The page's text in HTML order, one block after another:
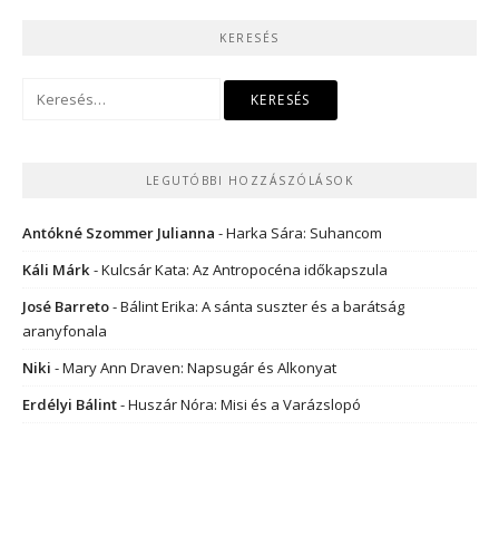
KERESÉS
LEGUTÓBBI HOZZÁSZÓLÁSOK
Antókné Szommer Julianna -Harka Sára: Suhancom
Káli Márk-Kulcsár Kata: Az Antropocéna időkapszula
José Barreto-Bálint Erika: A sánta suszter és a barátság
aranyfonala
Niki -Mary Ann Draven: Napsugár és Alkonyat
Erdélyi Bálint-Huszár Nóra: Misi és a Varázslopó